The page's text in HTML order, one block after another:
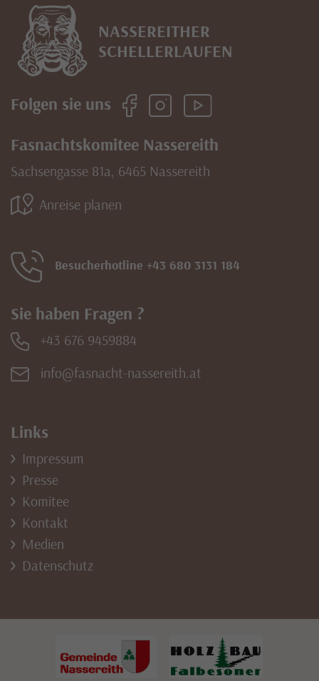
NASSEREITHER
SCHELLERLAUFEN
Folgen sie uns
Fasnachtskomitee Nassereith
Sachsengasse 81a, 6465 Nassereith
Anreise planen
Besucherhotline +43 680 3131 184
Sie haben Fragen ?
+43 676 9459884
info@fasnacht-nassereith.at
Links
Impressum
Presse
Komitee
Kontakt
Medien
Datenschutz